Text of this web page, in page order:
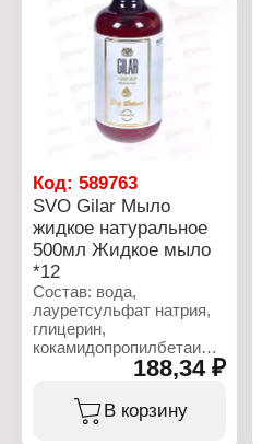
Характеристики:
Бренд: Gilar
Тип товара: Мыло
Название: Хвойный лес
Объем: 500 мл
Код: 589763
SVO Gilar Мыло
жидкое натуральное
500мл Жидкое мыло
*12
Состав: вода,
лауретсульфат натрия,
глицерин,
кокамидопропилбетаин,
хлорид натрия, кокамид
кокоглюкозид,
глицерилолеат, отдушка,
188,34 ₽
В корзину